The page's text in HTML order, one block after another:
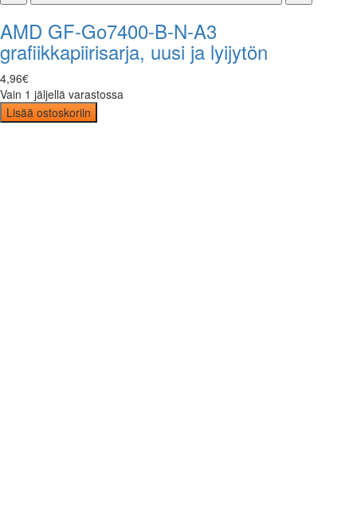
AMD GF-Go7400-B-N-A3
grafiikkapiirisarja, uusi ja lyijytön
4,96€
Vain 1 jäljellä varastossa
Lisää ostoskoriin